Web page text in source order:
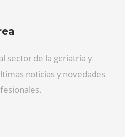
sector de la geriatría y
noticias y novedades